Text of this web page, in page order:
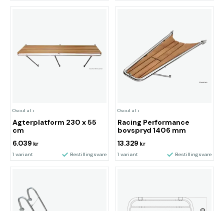
Osculati
Agterplatform 230 x 55
cm
6.039 kr
1 variant Bestillingsvare
Osculati
Racing Performance
bovspryd 1406 mm
13.329 kr
1 variant Bestillingsvare